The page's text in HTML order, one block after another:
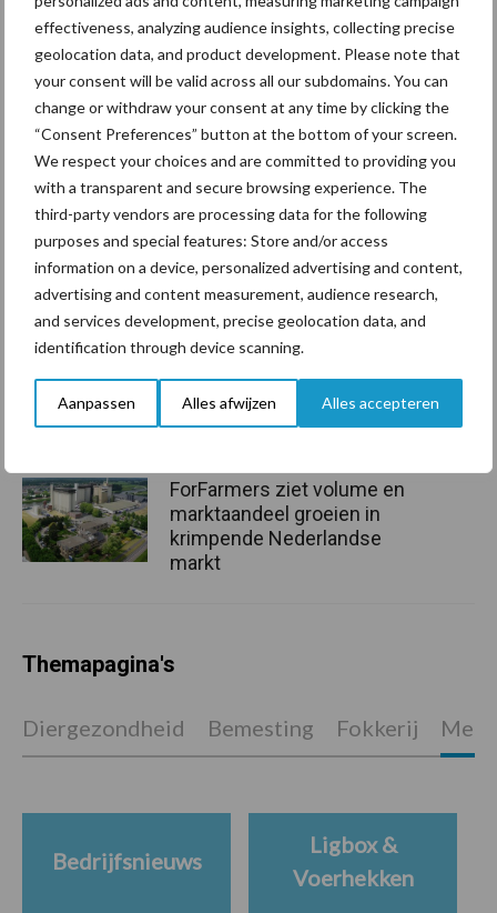
effectiveness, analyzing audience insights, collecting precise
geolocation data, and product development. Please note that
your consent will be valid across all our subdomains. You can
change or withdraw your consent at any time by clicking the
“Consent Preferences” button at the bottom of your screen.
We respect your choices and are committed to providing you
with a transparent and secure browsing experience. The
third-party vendors are processing data for the following
purposes and special features: Store and/or access
information on a device, personalized advertising and content,
advertising and content measurement, audience research,
and services development, precise geolocation data, and
identification through device scanning.
Aanpassen Alles afwijzen Alles accepteren
(erkend) laboratorium moet dit uitvoeren en opstellen. U bewaart
de rapporten op uw bedrijf. Opsturen hoeft niet.
Bron:RVO
Aanbevolen voor jou!
Grondstoffenmarkt blijft
grillig: droogte en
geopolitiek houden handel
in de greep
De speenhuid: een vaak
voor mastitis
ForFarmers ziet volume en
marktaandeel groeien in
krimpende Nederlandse
markt
Themapagina's
Diergezondheid Bemesting Fokkerij
Bedrijfsnieuws
Ligbox &
Voerhekken